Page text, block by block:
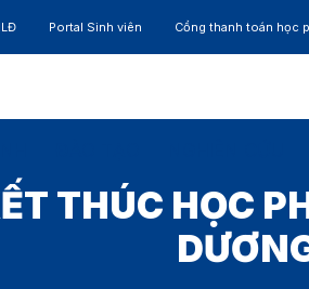
Portal Sinh viên Cổng thanh toán học
THÚC HỌC